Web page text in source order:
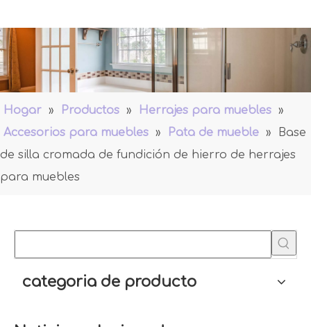
Hogar » Productos » Herrajes para muebles »
Accesorios para muebles » Pata de mueble »
Base
de silla cromada de fundición de hierro de herrajes
para muebles
categoria de producto